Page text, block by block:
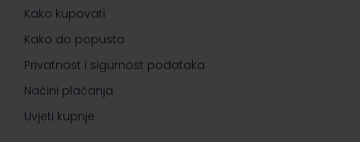
Kako kupovati
Kako do popusta
Privatnost i sigurnost podataka
Načini plaćanja
Uvjeti kupnje